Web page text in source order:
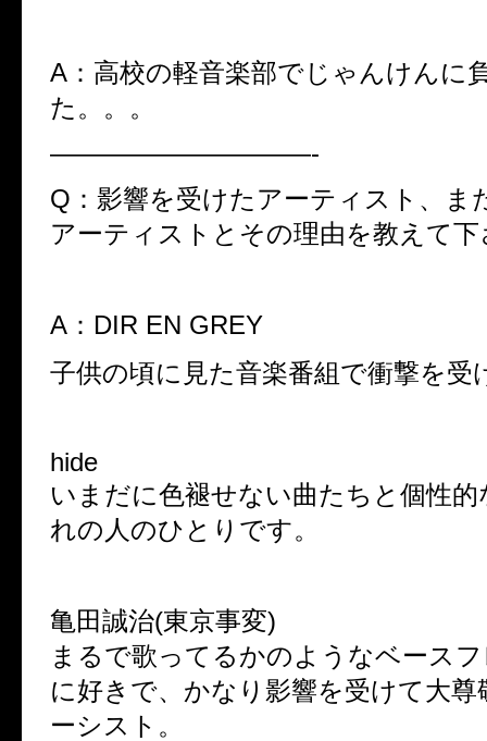
A：高校の軽音楽部でじゃんけんに
た。。。
——————————-
Q：影響を受けたアーティスト、ま
アーティストとその理由を教えて下
A：DIR EN GREY
子供の頃に見た音楽番組で衝撃を受
hide
いまだに色褪せない曲たちと個性
れの人のひとりです。
亀田誠治(東京事変)
まるで歌ってるかのようなベース
に好きで、かなり影響を受けて大
ーシスト。